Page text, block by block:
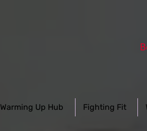
Warming Up Hub Fighting Fit